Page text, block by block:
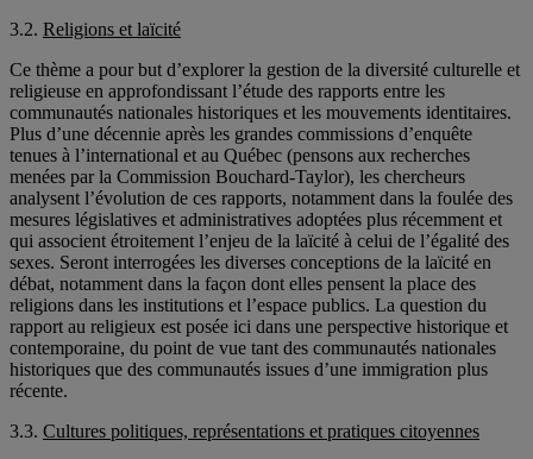
3.2. Religions et laïcité
Ce thème a pour but d’explorer la gestion de la diversité culturelle et
religieuse en approfondissant l’étude des rapports entre les
communautés nationales historiques et les mouvements identitaires.
Plus d’une décennie après les grandes commissions d’enquête
tenues à l’international et au Québec (pensons aux recherches
menées par la Commission Bouchard-Taylor), les chercheurs
analysent l’évolution de ces rapports, notamment dans la foulée des
mesures législatives et administratives adoptées plus récemment et
qui associent étroitement l’enjeu de la laïcité à celui de l’égalité des
sexes. Seront interrogées les diverses conceptions de la laïcité en
débat, notamment dans la façon dont elles pensent la place des
religions dans les institutions et l’espace publics. La question du
rapport au religieux est posée ici dans une perspective historique et
contemporaine, du point de vue tant des communautés nationales
historiques que des communautés issues d’une immigration plus
récente.
3.3. Cultures politiques, représentations et pratiques citoyennes